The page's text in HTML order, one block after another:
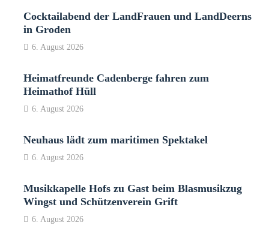
Cocktailabend der LandFrauen und LandDeerns
in Groden
6. August 2026
Heimatfreunde Cadenberge fahren zum
Heimathof Hüll
6. August 2026
Neuhaus lädt zum maritimen Spektakel
6. August 2026
Musikkapelle Hofs zu Gast beim Blasmusikzug
Wingst und Schützenverein Grift
6. August 2026